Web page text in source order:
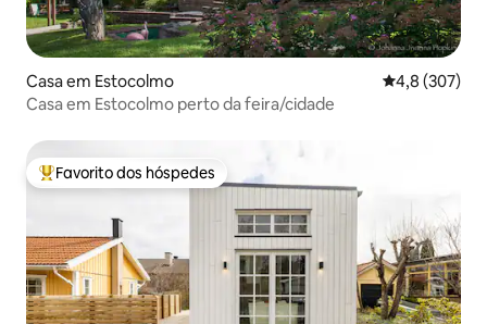
Casa em Estocolmo Classificação
4,8 (307)
Casa em Estocolmo perto da feira/cidade
Favoritos dos hóspedes mais apreciados
Favorito dos hóspedes